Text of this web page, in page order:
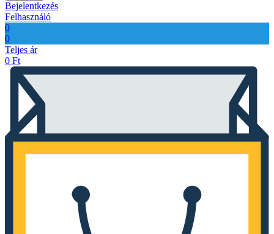
Bejelentkezés
Felhasználó
0
0
Teljes ár
0 Ft